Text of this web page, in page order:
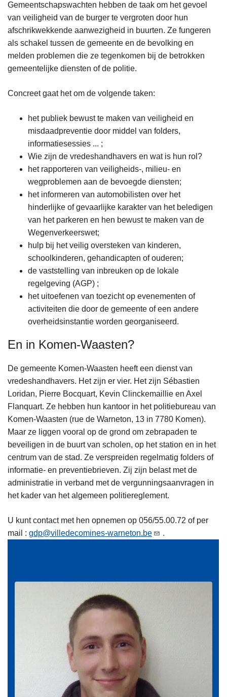
Gemeentschapswachten hebben de taak om het gevoel
van veiligheid van de burger te vergroten door hun
afschrikwekkende aanwezigheid in buurten. Ze fungeren
als schakel tussen de gemeente en de bevolking en
melden problemen die ze tegenkomen bij de betrokken
gemeentelijke diensten of de politie.
Concreet gaat het om de volgende taken:
het publiek bewust te maken van veiligheid en
misdaadpreventie door middel van folders,
informatiesessies ... ;
Wie zijn de vredeshandhavers en wat is hun rol?
het rapporteren van veiligheids-, milieu- en
wegproblemen aan de bevoegde diensten;
het informeren van automobilisten over het
hinderlijke of gevaarlijke karakter van het beledigen
van het parkeren en hen bewust te maken van de
Wegenverkeerswet;
hulp bij het veilig oversteken van kinderen,
schoolkinderen, gehandicapten of ouderen;
de vaststelling van inbreuken op de lokale
regelgeving (AGP) ;
het uitoefenen van toezicht op evenementen of
activiteiten die door de gemeente of een andere
overheidsinstantie worden georganiseerd.
En in Komen-Waasten?
De gemeente Komen-Waasten heeft een dienst van
vredeshandhavers. Het zijn er vier. Het zijn Sébastien
Loridan, Pierre Bocquart, Kevin Clinckemaillie en Axel
Flanquart. Ze hebben hun kantoor in het politiebureau van
Komen-Waasten (rue de Warneton, 13 in 7780 Komen).
Maar ze liggen vooral op de grond om zebrapaden te
beveiligen in de buurt van scholen, op het station en in het
centrum van de stad. Ze verspreiden regelmatig folders of
informatie- en preventiebrieven. Zij zijn belast met de
administratie in verband met de vergunningsaanvragen in
het kader van het algemeen politiereglement.
U kunt contact met hen opnemen op 056/55.00.72 of per
mail : gdp@villedecomines-warneton.be .